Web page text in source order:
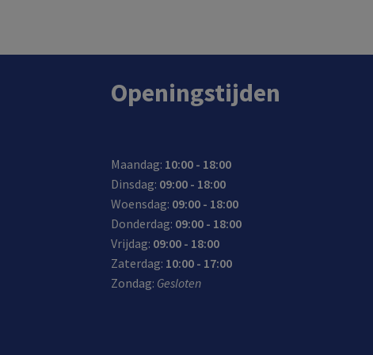
Openingstijden
Maandag: 10:00 - 18:00
Dinsdag: 09:00 - 18:00
Woensdag: 09:00 - 18:00
Donderdag: 09:00 - 18:00
Vrijdag: 09:00 - 18:00
Zaterdag: 10:00 - 17:00
Zondag: Gesloten